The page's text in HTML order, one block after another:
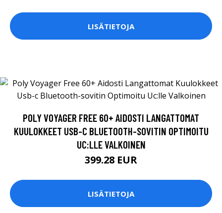
LISÄTIETOJA
POLY VOYAGER FREE 60+ AIDOSTI LANGATTOMAT
KUULOKKEET USB-C BLUETOOTH-SOVITIN OPTIMOITU
UC:LLE VALKOINEN
399.28 EUR
LISÄTIETOJA